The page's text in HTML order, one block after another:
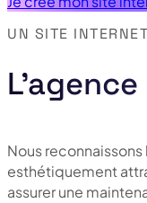
UN SITE
Nous
esthétiquement
assurer une